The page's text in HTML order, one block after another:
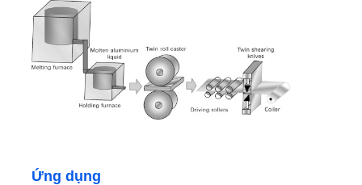
Ứng dụng